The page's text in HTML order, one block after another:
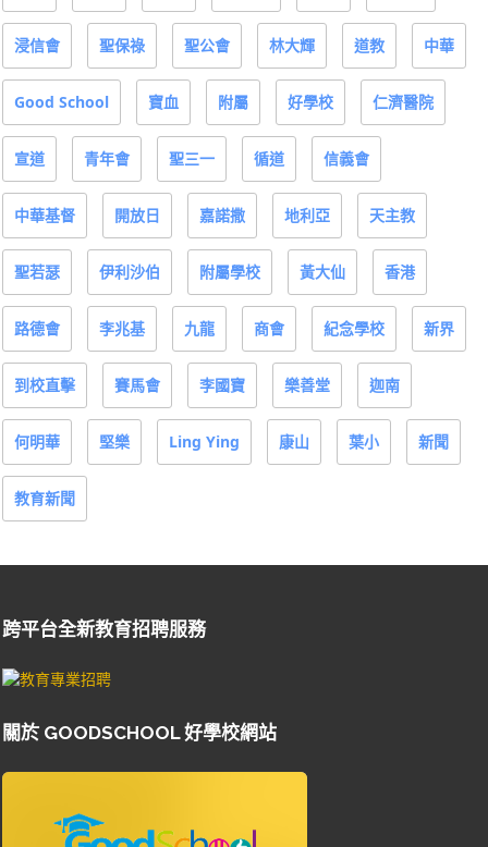
浸信會 聖保祿 聖公會 林大輝 道教 中華
Good School 寶血 附屬 好學校 仁濟醫院
宣道 青年會 聖三一 循道 信義會
中華基督 開放日 嘉諾撒 地利亞 天主教
聖若瑟 伊利沙伯 附屬學校 黃大仙 香港
路德會 李兆基 九龍 商會 紀念學校 新界
到校直擊 賽馬會 李國寶 樂善堂 迦南
何明華 堅樂 Ling Ying 康山 葉小 新聞
教育新聞
跨平台全新教育招聘服務
關於 GOODSCHOOL 好學校網站